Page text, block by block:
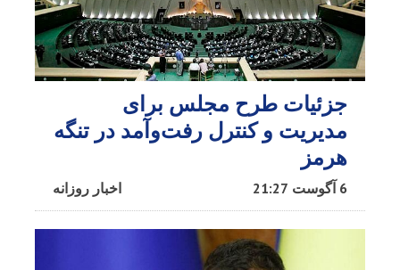
جزئیات طرح مجلس برای
مدیریت و کنترل رفت‌وآمد در تنگه
هرمز
اخبار روزانه 6 آگوست 21:27